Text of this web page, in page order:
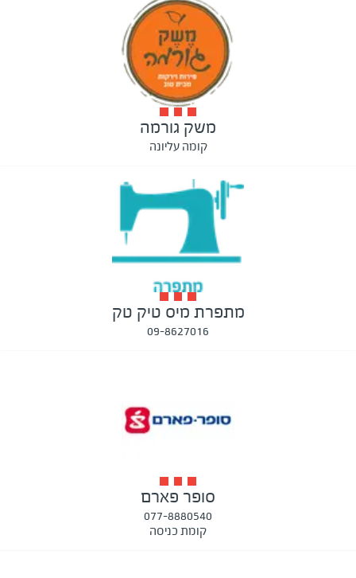
משק גורמה
קומה עליונה
מתפרת מיס טיק טק
09-8627016
סופר פארם
077-8880540
קומת כניסה